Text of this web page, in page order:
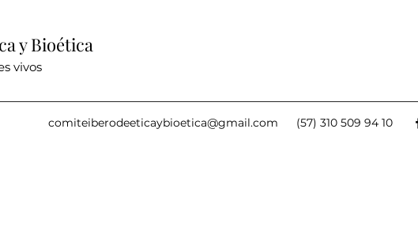
y Bioética
vivos
comiteiberodeeticaybioetica@gmail.com (57) 310 509 94 10